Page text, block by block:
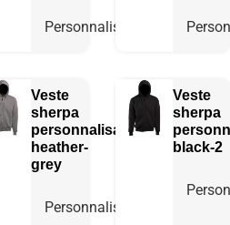
Personnaliser
Veste
sherpa
personnalisable
heather-
grey
Personnaliser
Veste
sherpa
black-2